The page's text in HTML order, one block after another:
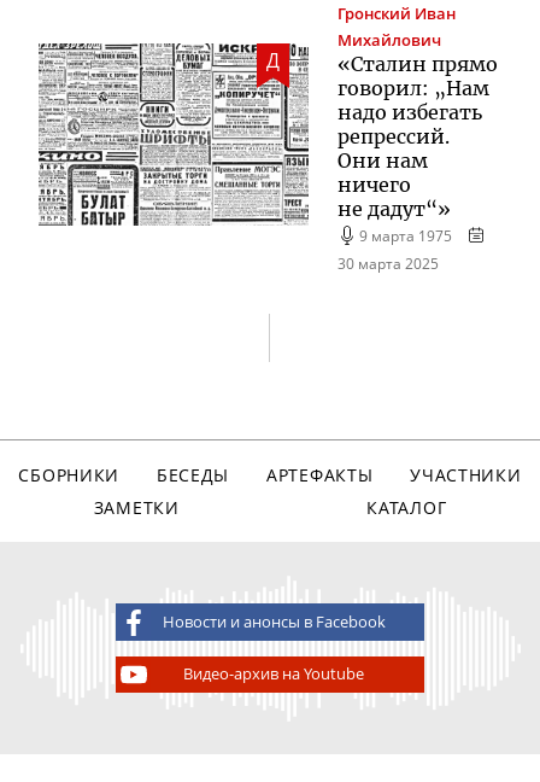
Д
Гронский Иван
Михайлович
«Сталин прямо
говорил: „Нам
надо избегать
репрессий.
Они нам
ничего
не дадут“»
9 марта 1975
30 марта 2025
СБОРНИКИ БЕСЕДЫ АРТЕФАКТЫ
УЧАСТНИКИ
ЗАМЕТКИ
КАТАЛОГ
Новости и анонсы в Facebook
Видео-архив на Youtube